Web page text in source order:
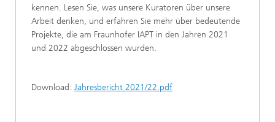
kennen. Lesen Sie, was unsere Kuratoren über unsere
Arbeit denken, und erfahren Sie mehr über bedeutende
Projekte, die am Fraunhofer IAPT in den Jahren 2021
und 2022 abgeschlossen wurden.
Download: Jahresbericht 2021/22.pdf